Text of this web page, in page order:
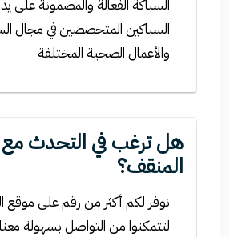
السباكة الفعالة والمضمونة على
السباكين المتخصصين في مجال
والأعمال الصحية المختلفة
هل ترغب في التحدث
المنقف؟
نوفر لكم أكثر من رقم على موقع
لتتمكنوا من التواصل بسهولة